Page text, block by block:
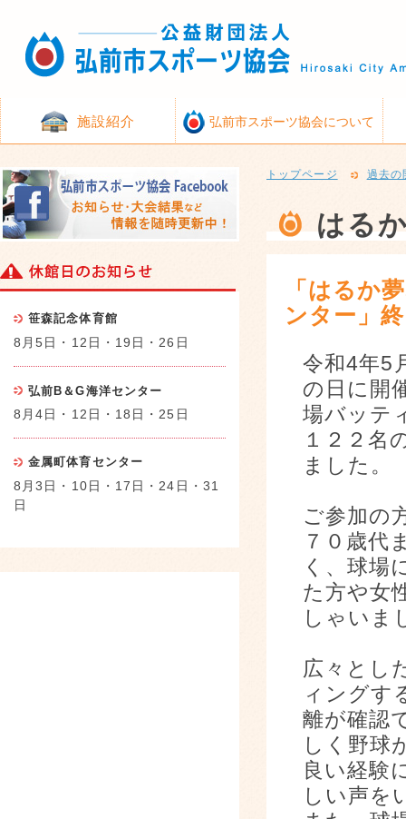
施設紹介 弘前市スポーツ協会について
トップページ 過去の
はる
「はるか
ンター」
令和4年5
の日に開
場バッテ
１２２名
ました。
ご参加の
７０歳代
く、球場
た方や女
しゃいま
広々とし
ィングす
離が確認
しく野球
良い経験
しい声を
笹森記念体育館
8月5日・12日・19日・26日
弘前B＆G海洋センター
8月4日・12日・18日・25日
金属町体育センター
8月3日・10日・17日・24日・31
日